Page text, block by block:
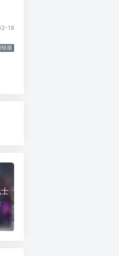
18
链接